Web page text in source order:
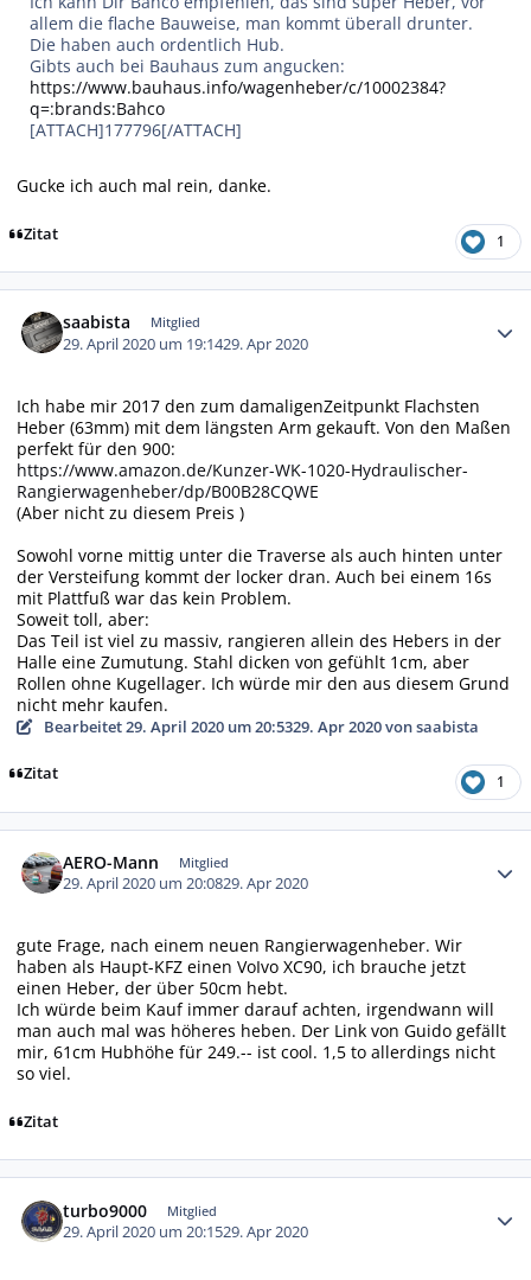
allem die flache Bauweise, man kommt überall drunter.
Die haben auch ordentlich Hub.
Gibts auch bei Bauhaus zum angucken:
https://www.bauhaus.info/wagenheber/c/10002384?
q=:brands:Bahco
[ATTACH]177796[/ATTACH]
Gucke ich auch mal rein, danke.
Zitat 1
saabista Mitglied
29. April 2020 um 19:1429. Apr 2020
Ich habe mir 2017 den zum damaligenZeitpunkt Flachsten
Heber (63mm) mit dem längsten Arm gekauft. Von den Maßen
perfekt für den 900:
https://www.amazon.de/Kunzer-WK-1020-Hydraulischer-
Rangierwagenheber/dp/B00B28CQWE
(Aber nicht zu diesem Preis )
Sowohl vorne mittig unter die Traverse als auch hinten unter
der Versteifung kommt der locker dran. Auch bei einem 16s
mit Plattfuß war das kein Problem.
Soweit toll, aber:
Das Teil ist viel zu massiv, rangieren allein des Hebers in der
Halle eine Zumutung. Stahl dicken von gefühlt 1cm, aber
Rollen ohne Kugellager. Ich würde mir den aus diesem Grund
nicht mehr kaufen.
Bearbeitet29. April 2020 um 20:5329. Apr 2020von saabista
Zitat 1
AERO-Mann Mitglied
29. April 2020 um 20:0829. Apr 2020
gute Frage, nach einem neuen Rangierwagenheber. Wir
haben als Haupt-KFZ einen VoIvo XC90, ich brauche jetzt
einen Heber, der über 50cm hebt.
Ich würde beim Kauf immer darauf achten, irgendwann will
man auch mal was höheres heben. Der Link von Guido gefällt
mir, 61cm Hubhöhe für 249.-- ist cool. 1,5 to allerdings nicht
so viel.
Zitat
turbo9000 Mitglied
29. April 2020 um 20:1529. Apr 2020